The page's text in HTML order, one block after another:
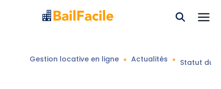
Gestion locative en ligne Actualités Statut du